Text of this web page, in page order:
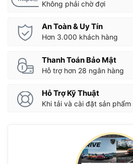
Không phải chờ đợi
An Toàn & Uy Tín
Hơn 3.000 khách hàng
Thanh Toán Bảo Mật
Hỗ trợ hơn 28 ngân hàng
Hỗ Trợ Kỹ Thuật
Khi tải và cài đặt sản phẩm